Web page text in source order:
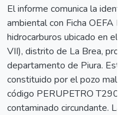
El informe comunica la
ambiental con Ficha OEFA
hidrocarburos ubicado en el
VII), distrito de La Brea,
departamento de Piura.
constituido por el pozo mal
código PERUPETRO
contaminado circundante. La